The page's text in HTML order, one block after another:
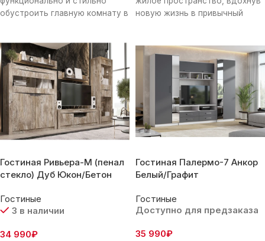
обустроить главную комнату в
особый лоск.
новую жизнь в привычный
отделений и
Гостиная Ривьера-М (пенал
стекло) Дуб Юкон/Бетон
Гостиные
3 в наличии
34 990₽
Гостиная Палермо-7 Анкор
Белый/Графит
Гостиные
Доступно для предзаказа
35 990₽